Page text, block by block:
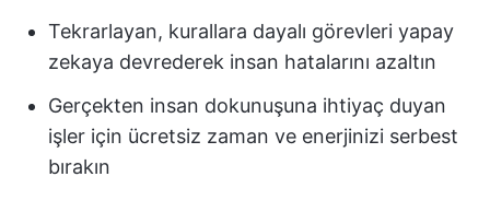
Tekrarlayan, kurallara dayalı görevleri yapay
zekaya devrederek insan hatalarını azaltın
Gerçekten insan dokunuşuna ihtiyaç duyan
işler için ücretsiz zaman ve enerjinizi serbest
bırakın